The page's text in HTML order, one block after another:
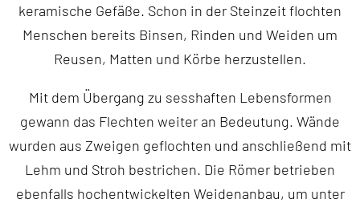
keramische Gefäße. Schon in der Steinzeit flochten
Menschen bereits Binsen, Rinden und Weiden um
Reusen, Matten und Körbe herzustellen.
Mit dem Übergang zu sesshaften Lebensformen
gewann das Flechten weiter an Bedeutung. Wände
wurden aus Zweigen geflochten und anschließend mit
Lehm und Stroh bestrichen. Die Römer betrieben
ebenfalls hochentwickelten Weidenanbau, um unter